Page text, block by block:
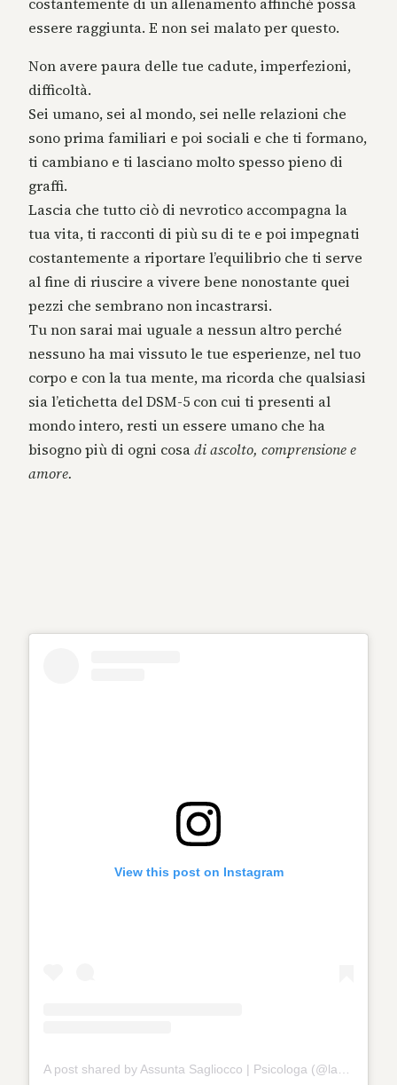
essere raggiunta. E non sei malato per questo.
Non avere paura delle tue cadute, imperfezioni,
difficoltà.
Sei umano, sei al mondo, sei nelle relazioni che
sono prima familiari e poi sociali e che ti formano,
ti cambiano e ti lasciano molto spesso pieno di
graffi.
Lascia che tutto ciò di nevrotico accompagna la
tua vita, ti racconti di più su di te e poi impegnati
costantemente a riportare l’equilibrio che ti serve
al fine di riuscire a vivere bene nonostante quei
pezzi che sembrano non incastrarsi.
Tu non sarai mai uguale a nessun altro perché
nessuno ha mai vissuto le tue esperienze, nel tuo
corpo e con la tua mente, ma ricorda che qualsiasi
sia l’etichetta del DSM-5 con cui ti presenti al
mondo intero, resti un essere umano che ha
bisogno più di ogni cosadi ascolto, comprensione e
amore.
View this post on Instagram
A post shared by Assunta Sagliocco | Psicologa (@lastanzadiunapsicologa)